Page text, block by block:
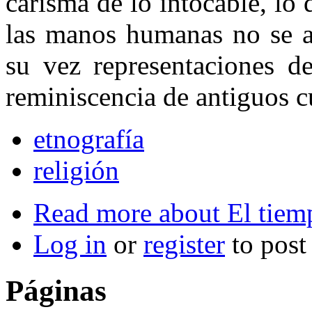
las manos humanas no se
su vez representaciones
reminiscencia de antiguos
etnografía
religión
Read more about El
Log in or register to
Páginas